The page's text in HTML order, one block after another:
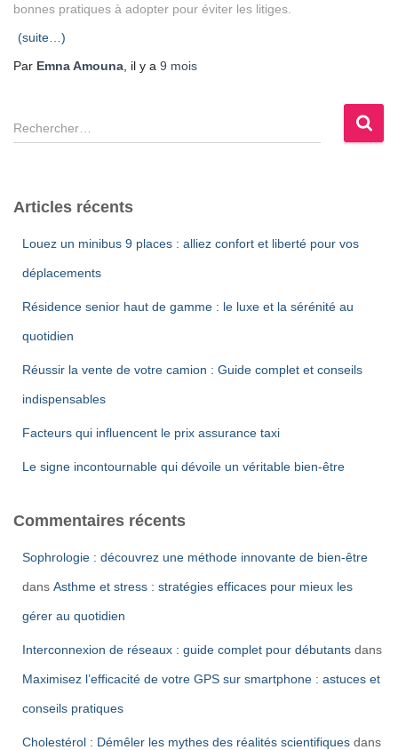
bonnes pratiques à adopter pour éviter les litiges.
(suite…)
Par Emna Amouna , il y a 9 mois
R
e
e
Articles récents
Louez un minibus 9 places : alliez confort et liberté pour vos
déplacements
Résidence senior haut de gamme : le luxe et la sérénité au
quotidien
Réussir la vente de votre camion : Guide complet et conseils
indispensables
Facteurs qui influencent le prix assurance taxi
Le signe incontournable qui dévoile un véritable bien-être
Commentaires récents
Sophrologie : découvrez une méthode innovante de bien-être
dans Asthme et stress : stratégies efficaces pour mieux les
gérer au quotidien
Interconnexion de réseaux : guide complet pour débutants dans
Maximisez l’efficacité de votre GPS sur smartphone : astuces et
conseils pratiques
Cholestérol : Démêler les mythes des réalités scientifiques dans